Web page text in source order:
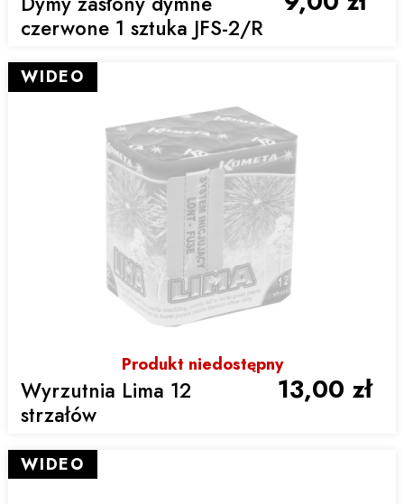
czerwone 1 sztuka JFS-2/R
Produkt niedostępny
Wyrzutnia Lima 12
strzałów
13,00 zł
WIDEO
WIDEO